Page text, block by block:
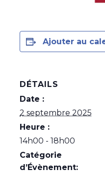
Ajouter au
DÉTAILS
Date :
2 septembre 2025
Heure :
14h00 - 18h00
Catégorie
d’Évènement: